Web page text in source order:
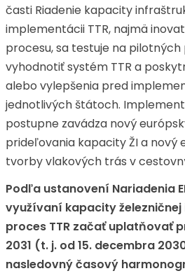
časti Riadenie kapacity
implementácii TTR, najmä
procesu, sa testuje na
vyhodnotiť systém TTR a
alebo vylepšenia pred
jednotlivých štátoch.
postupne zavádza nový
prideľovania kapacity ŽI a nový
tvorby vlakových trás v
Podľa ustanovení Nariadenia
využívaní kapacity
proces TTR začať uplatňovať
2031 (t. j. od 15. decembra
nasledovný časový